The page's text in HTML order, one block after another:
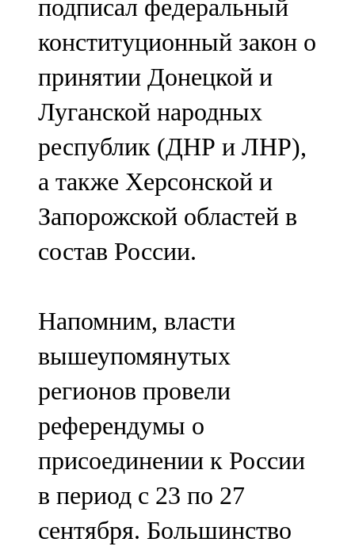
подписал федеральный
конституционный закон о
принятии Донецкой и
Луганской народных
республик (ДНР и ЛНР),
а также Херсонской и
Запорожской областей в
состав России.
Напомним, власти
вышеупомянутых
регионов провели
референдумы о
присоединении к России
в период с 23 по 27
сентября. Большинство